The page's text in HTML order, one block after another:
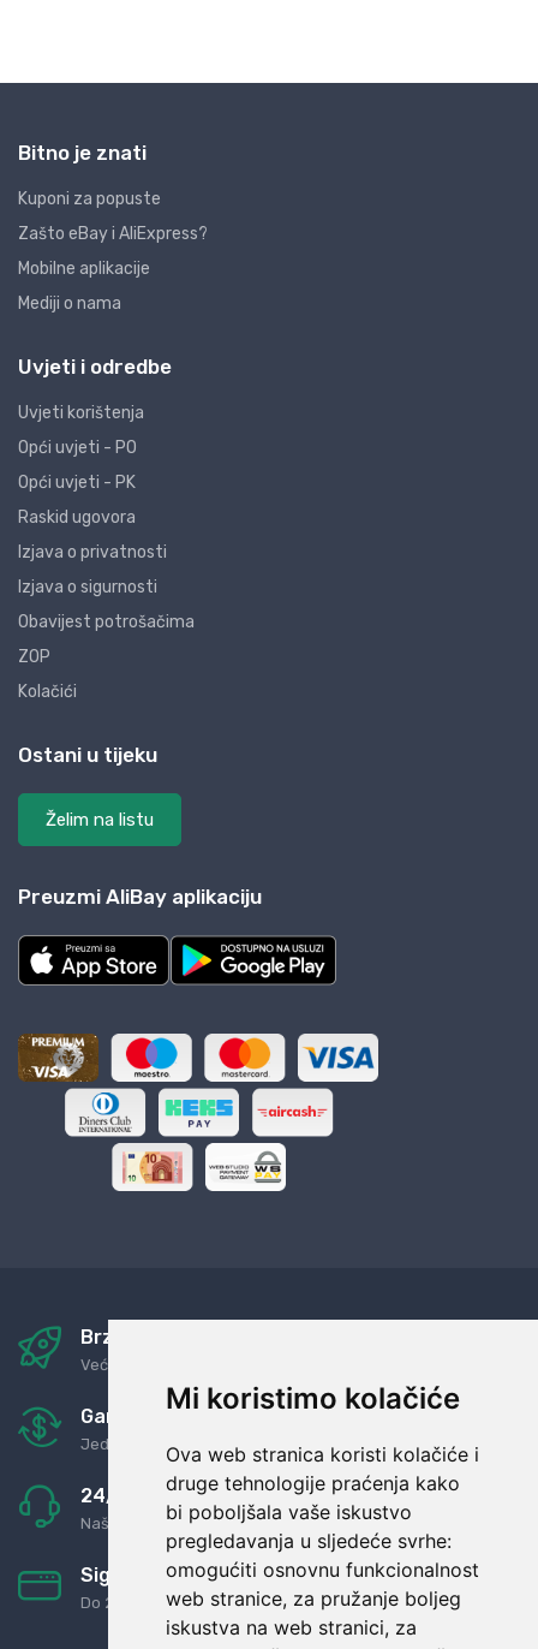
Mi koristimo kolačiće
Ova web stranica koristi kolačiće i
druge tehnologije praćenja kako
bi poboljšala vaše iskustvo
pregledavanja u sljedeće svrhe:
omogućiti osnovnu funkcionalnost
web stranice, za pružanje boljeg
iskustva na web stranici, za
Bitno je znati
Kuponi za popuste
Zašto eBay i AliExpress?
Mobilne aplikacije
Mediji o nama
Uvjeti i odredbe
Uvjeti korištenja
Opći uvjeti - PO
Opći uvjeti - PK
Raskid ugovora
Izjava o privatnosti
Izjava o sigurnosti
Obavijest potrošačima
ZOP
Kolačići
Ostani u tijeku
Želim na listu
Preuzmi AliBay aplikaciju
Brza i sigurna dostava
Već za nekoliko dana kod vas
Garancija u povrat novaca
Jednostavno pravilo: Roba za novac
24/7 odlična podrška
Naši agenti uvijek na raspolaganju
Sigurno obročno plaćanje
Do 24 rata bez kamata